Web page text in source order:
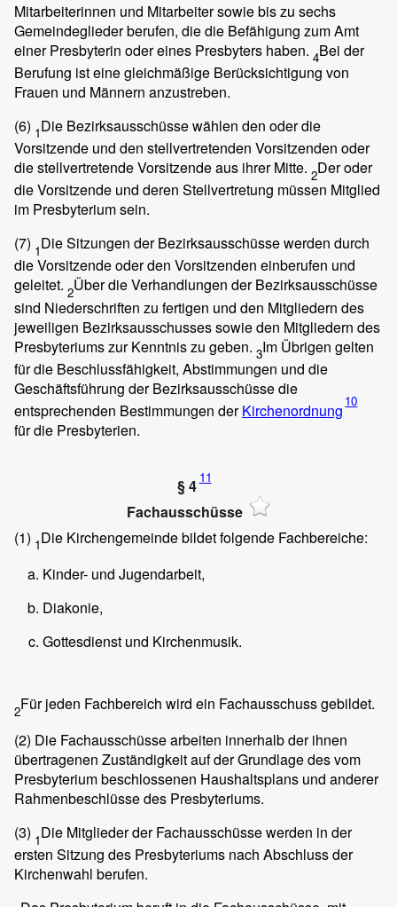
Mitarbeiterinnen und Mitarbeiter sowie bis zu sechs
Gemeindeglieder berufen, die die Befähigung zum Amt
einer Presbyterin oder eines Presbyters haben. 4Bei der
Berufung ist eine gleichmäßige Berücksichtigung von
Frauen und Männern anzustreben.
(6) 1Die Bezirksausschüsse wählen den oder die
Vorsitzende und den stellvertretenden Vorsitzenden oder
die stellvertretende Vorsitzende aus ihrer Mitte. 2Der oder
die Vorsitzende und deren Stellvertretung müssen Mitglied
im Presbyterium sein.
(7) 1Die Sitzungen der Bezirksausschüsse werden durch
die Vorsitzende oder den Vorsitzenden einberufen und
geleitet. 2Über die Verhandlungen der Bezirksausschüsse
sind Niederschriften zu fertigen und den Mitgliedern des
jeweiligen Bezirksausschusses sowie den Mitgliedern des
Presbyteriums zur Kenntnis zu geben. 3Im Übrigen gelten
für die Beschlussfähigkeit, Abstimmungen und die
Geschäftsführung der Bezirksausschüsse die
entsprechenden Bestimmungen derKirchenordnung 10
für die Presbyterien.
§ 4 11
Fachausschüsse
(1) 1Die Kirchengemeinde bildet folgende Fachbereiche:
Kinder- und Jugendarbeit,
Diakonie,
Gottesdienst und Kirchenmusik.
2Für jeden Fachbereich wird ein Fachausschuss gebildet.
(2) Die Fachausschüsse arbeiten innerhalb der ihnen
übertragenen Zuständigkeit auf der Grundlage des vom
Presbyterium beschlossenen Haushaltsplans und anderer
Rahmenbeschlüsse des Presbyteriums.
(3) 1Die Mitglieder der Fachausschüsse werden in der
ersten Sitzung des Presbyteriums nach Abschluss der
Kirchenwahl berufen.